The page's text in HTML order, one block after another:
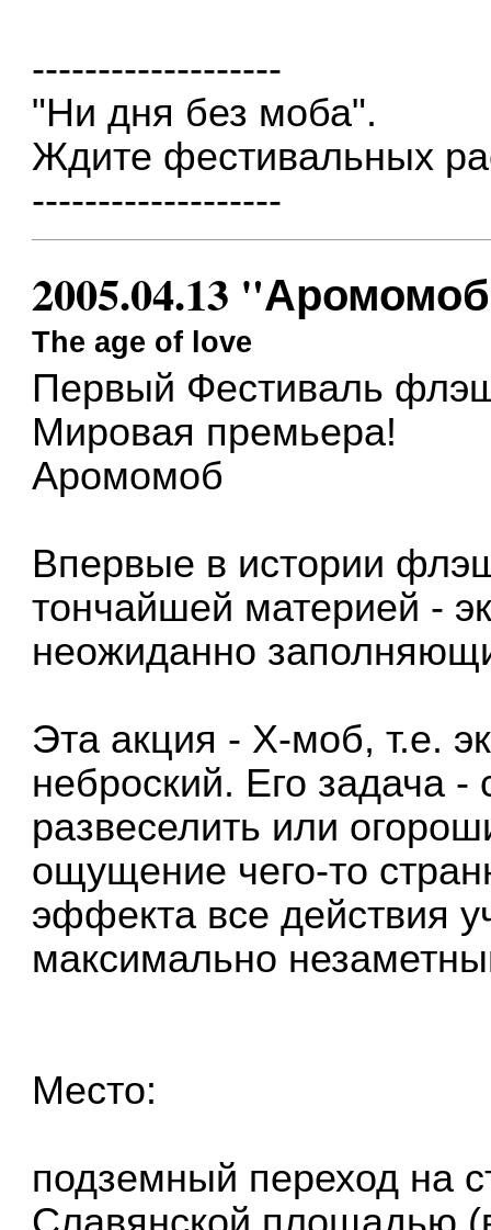
-------------------
"Ни дня без моба".
Ждите фестивальных
-------------------
2005.04.13
The age of love
Первый Фестиваль
Мировая премьера!
Аромомоб
Впервые в истории
тончайшей материей -
неожиданно
Эта акция - Х-моб, т.е.
неброский. Его задача
развеселить или
ощущение чего-то
эффекта все действия
максимально
Место:
подземный переход на